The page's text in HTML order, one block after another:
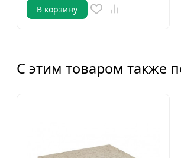
В корзину
С этим товаром также